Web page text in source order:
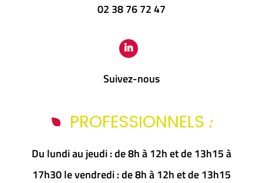
02 38 76 72 47
Suivez-nous
PROFESSIONNELS :
Du lundi au jeudi : de 8h à 12h et de 13h15 à
17h30 le vendredi : de 8h à 12h et de 13h15